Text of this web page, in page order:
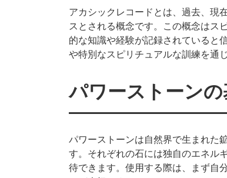
アカシックレコードとは、過去、現
スとされる概念です。この概念はス
的な知識や経験が記録されていると
や特別なスピリチュアルな訓練を通
パワーストーン
パワーストーンは自然界で生まれた
す。それぞれの石には独自のエネル
待できます。使用する際は、まず自